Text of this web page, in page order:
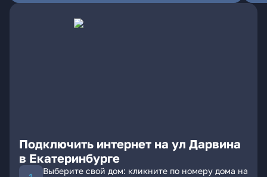
Подключить интернет на ул Дарвина
в Екатеринбурге
Выберите свой дом: кликните по номеру дома на